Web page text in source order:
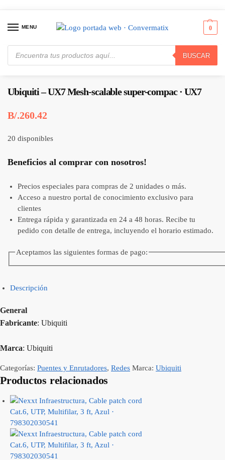
MENU
BUSCAR
0
Inicio / Redes Puentes y Enrutadores Ubiquiti – UX7 Mesh-scalable super-compac · UX7
Ubiquiti – UX7 Mesh-scalable super-compac · UX7
B/.260.42
20 disponibles
Beneficios al comprar con nosotros!
Precios especiales para compras de 2 unidades o más.
Acceso a nuestro portal de conocimiento exclusivo para
clientes
Entrega rápida y garantizada en 24 a 48 horas. Recibe tu
pedido con detalle de entrega, incluyendo el horario estimado.
Aceptamos las siguientes formas de pago:
Descripción
General
Fabricante: Ubiquiti
Marca: Ubiquiti
Categorías: Puentes y Enrutadores, Redes Marca: Ubiquiti
Productos relacionados